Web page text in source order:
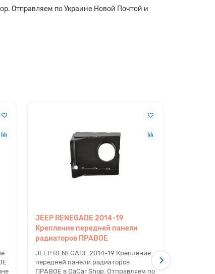
Отправляем по Украине Новой Почтой и
JEEP RENEGADE 2014-19
Крепление передней панели
радиаторов ПРАВОЕ
JEEP RENEGADE 2014-19 Крепление
передней панели радиаторов
ПРАВОЕ в DaCar Shop. Отправляем по